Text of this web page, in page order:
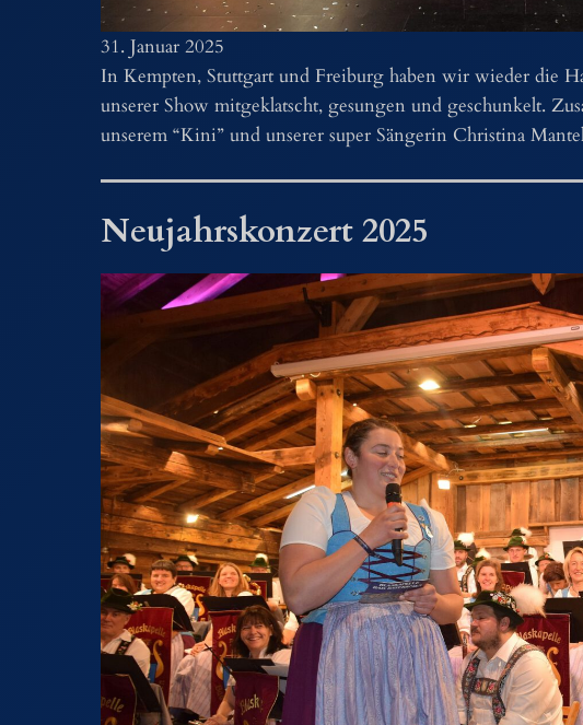
31. Januar 2025
In Kempten, Stuttgart und Freiburg haben wir wieder die
unserer Show mitgeklatscht, gesungen und geschunkelt.
unserem “Kini” und unserer super Sängerin Christina
Neujahrskonzert 2025